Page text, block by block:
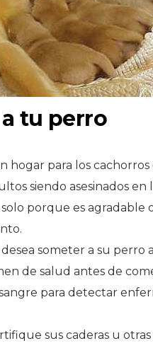
tu perro
hogar para los cachorros
siendo asesinados
porque es agradable
someter a su perro
de salud antes de
para detectar
sus caderas u